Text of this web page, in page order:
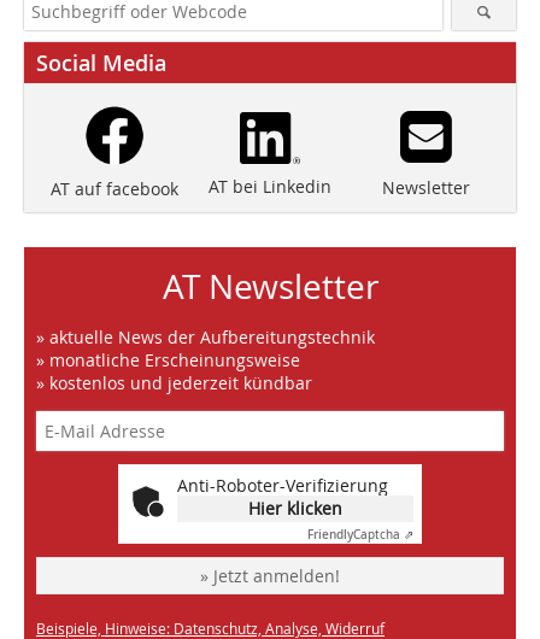
Social Media
AT auf facebook AT bei Linkedin Newsletter
AT Newsletter
» aktuelle News der Aufbereitungstechnik
» monatliche Erscheinungsweise
» kostenlos und jederzeit kündbar
Anti-Roboter-Verifizierung
Hier klicken
FriendlyCaptcha ⇗
» Jetzt anmelden!
Beispiele, Hinweise: Datenschutz, Analyse, Widerruf